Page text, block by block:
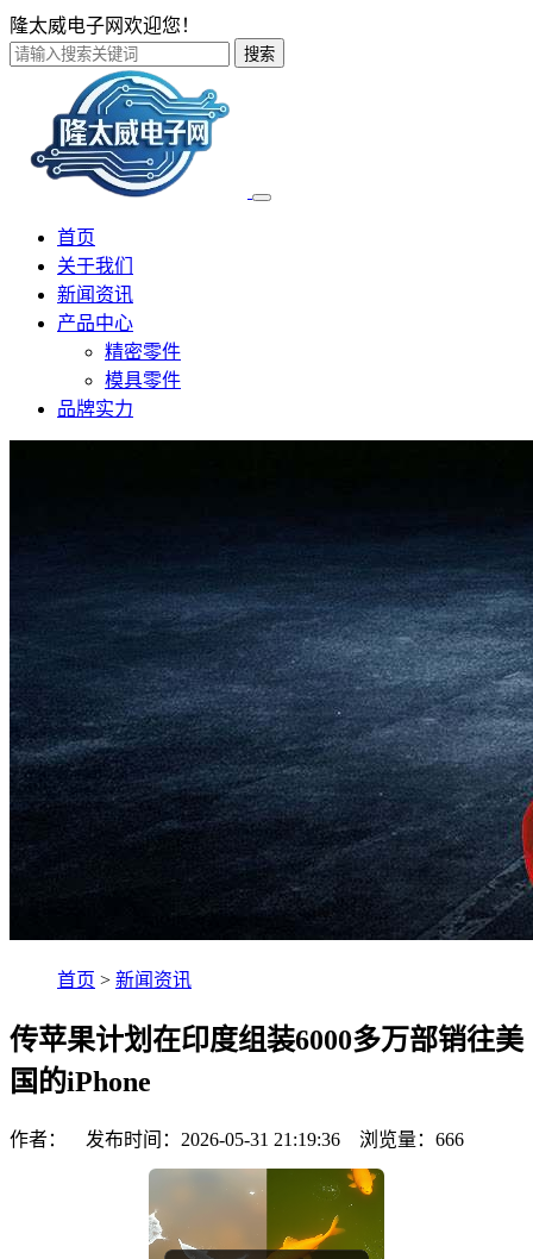
隆太威电子网欢迎您！
搜索
首页
关于我们
新闻资讯
产品中心
精密零件
模具零件
品牌实力
首页 > 新闻资讯
传苹果计划在印度组装6000多万部销往美
国的iPhone
作者： 发布时间：2026-05-31 21:19:36 浏览量： 666